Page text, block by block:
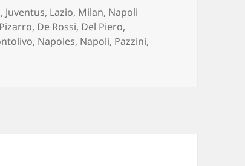
, Juventus, Lazio, Milan, Napoli
, De Rossi, Del Piero,
, Napoles, Napoli, Pazzini,